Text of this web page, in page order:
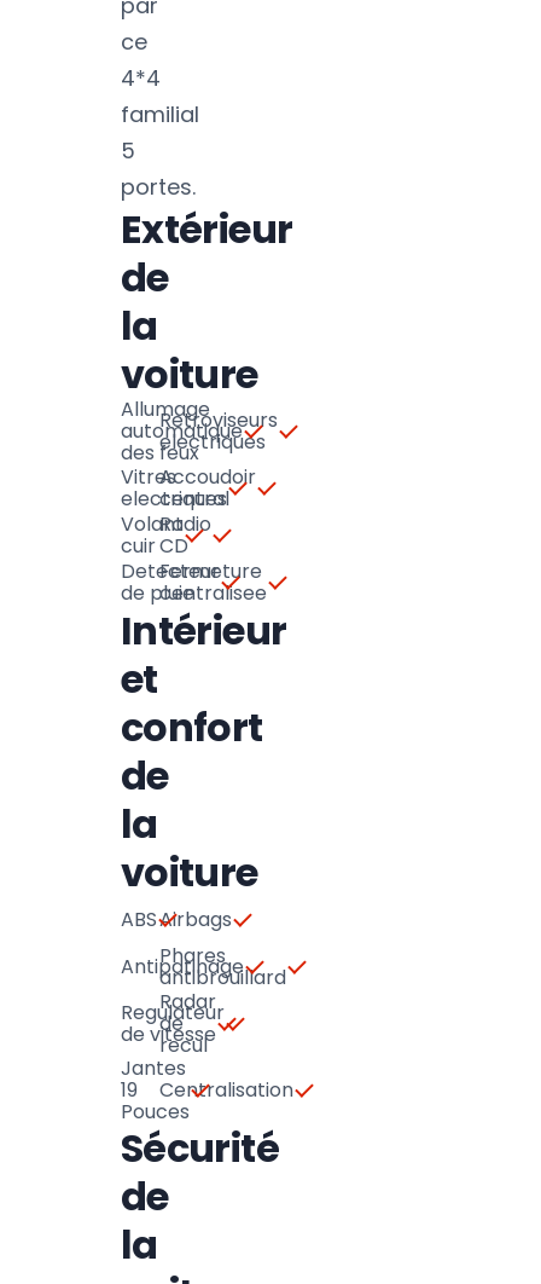
ce
4*4
familial
5
portes.
Extérieur
de
la
voiture
Allumage
automatique
des feux
Retroviseurs
electriques
Vitres
electriques
Accoudoir
central
Volant
cuir
Radio
CD
Detecteur
de pluie
Fermeture
centralisee
Intérieur
et
confort
de
la
voiture
ABSAirbags
Antipatinage
Phares
antibrouillard
Regulateur
de vitesse
Radar
de
recul
Jantes
19
Pouces
Centralisation
Sécurité
de
la